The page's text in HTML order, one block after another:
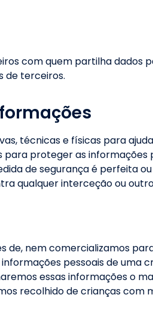
com quem partilha dados
de terceiros.
técnicas e físicas para
proteger as informações
de segurança é perfeita
qualquer interceção ou
nem comercializamos
pessoais de uma
essas informações o
recolhido de crianças com